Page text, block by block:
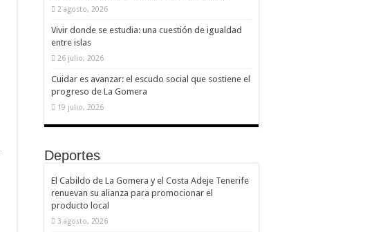
2 agosto, 2026
Vivir donde se estudia: una cuestión de igualdad
entre islas
26 julio, 2026
Cuidar es avanzar: el escudo social que sostiene el
progreso de La Gomera
19 julio, 2026
Deportes
El Cabildo de La Gomera y el Costa Adeje Tenerife
renuevan su alianza para promocionar el
producto local
3 agosto, 2026